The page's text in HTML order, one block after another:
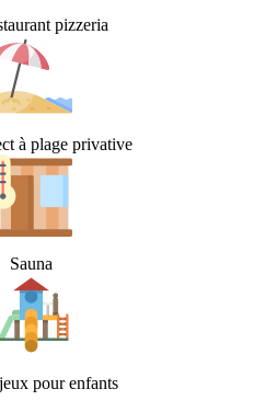
pizzeria
à plage privative
Sauna
pour enfants